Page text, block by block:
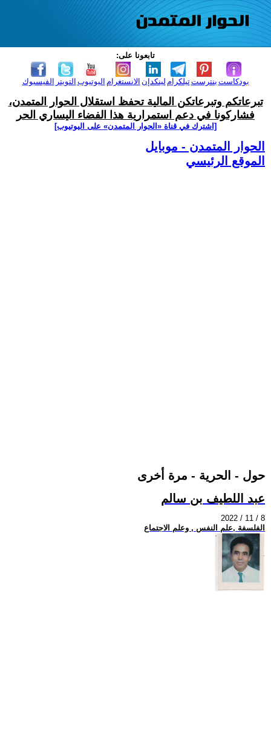
تابعونا على:
الفيسبوك التويتر اليوتيوب الانستغرام لينكدإن تيلكرامبنترست بودكاست
تبرعاتكم وتبرعاتكن المالية تحفظ استقلال الحوار المتمدن،
فشاركونا في دعم استمرارية هذا الفضاء اليساري الحر
[اشترك في قناة ‫«الحوار المتمدن» على اليوتيوب]
الحوار المتمدن - موبايل
الموقع الرئيسي
حول - الحرية - مرة أخرى
عبد اللطيف بن سالم
2022 / 11 / 8
الفلسفة ,علم النفس , وعلم الاجتماع